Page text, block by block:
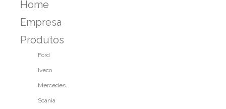
Home
Empresa
Produtos
Ford
Iveco
Mercedes
Scania